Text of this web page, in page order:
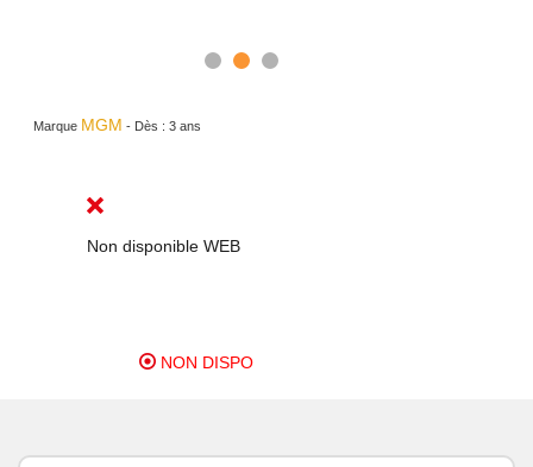
Marque MGM - Dès : 3 ans
Non disponible WEB
NON DISPO